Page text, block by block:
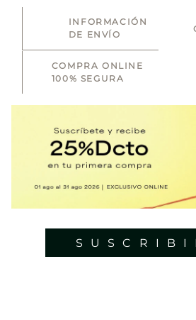
INFORMACIÓN
DE ENVÍO
COMPRA ONLINE
100% SEGURA